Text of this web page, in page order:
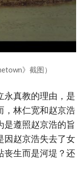
》截图）
永真教的理由，是
，林仁宽和赵京浩
是遵照赵京浩的旨
因赵京浩失去了女
丧生而是河堤？还